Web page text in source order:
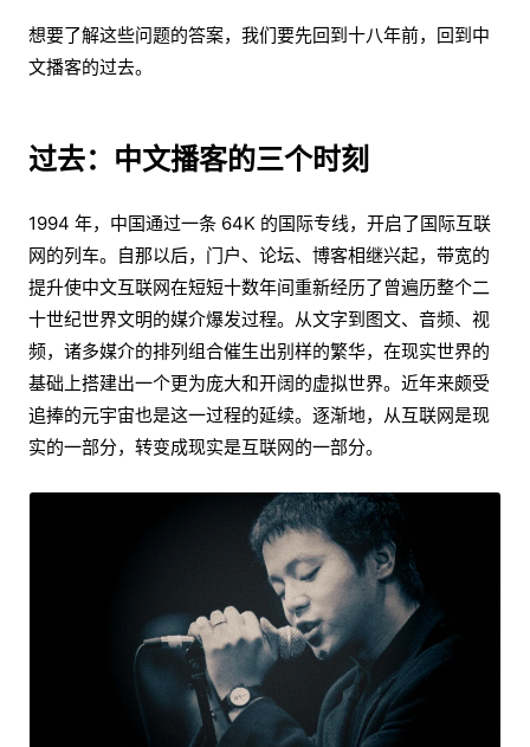
想要了解这些问题的答案，我们要先回到十八年前，回到中
文播客的过去。
过去：中文播客的三个时刻
1994 年，中国通过一条 64K 的国际专线，开启了国际互联
网的列车。自那以后，门户、论坛、博客相继兴起，带宽的
提升使中文互联网在短短十数年间重新经历了曾遍历整个二
十世纪世界文明的媒介爆发过程。从文字到图文、音频、视
频，诸多媒介的排列组合催生出别样的繁华，在现实世界的
基础上搭建出一个更为庞大和开阔的虚拟世界。近年来颇受
追捧的元宇宙也是这一过程的延续。逐渐地，从互联网是现
实的一部分，转变成现实是互联网的一部分。